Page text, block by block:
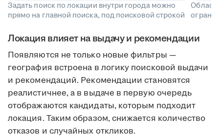
Задать поиск по локации внутри города можно
прямо на главной поиска, под поисковой строкой
Локация влияет на выдачу и рекомендации
Появляются не только новые фильтры —
география встроена в логику поисковой выдачи
и рекомендаций. Рекомендации становятся
реалистичнее, а в выдаче в первую очередь
отображаются кандидаты, которым подходит
локация. Таким образом, снижается количество
отказов и случайных откликов.